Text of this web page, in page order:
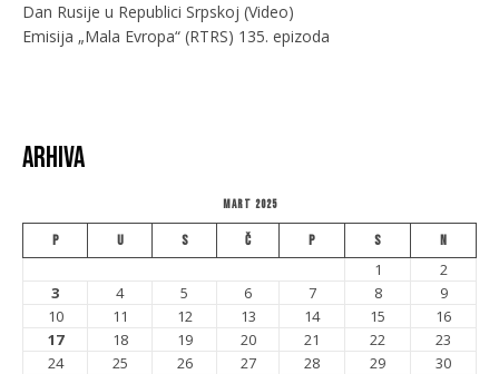
Dan Rusije u Republici Srpskoj (Video)
Emisija „Mala Evropa“ (RTRS) 135. epizoda
Arhiva
Mart 2025
P U S Č P S N
1
2
3
4 5 6 7 8
9
10
11 12 13 14 15
16
17
18 19 20 21 22
23
24
25 26 27 28 29
30